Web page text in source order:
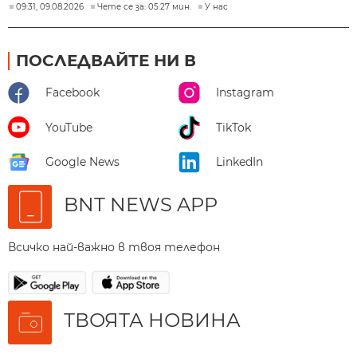
09:31, 09.08.2026 Чете се за: 05:27 мин. У нас
ПОСЛЕДВАЙТЕ НИ В
Facebook Instagram
YouTube TikTok
Google News LinkedIn
BNT NEWS APP
Всичко най-важно в твоя телефон
ТВОЯТА НОВИНА